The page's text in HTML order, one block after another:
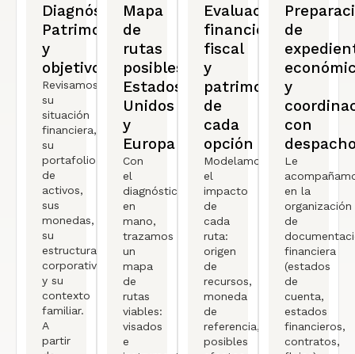
Diagnóstico
Patrimonial
y
objetivos
Revisamos
su
situación
financiera,
su
portafolio
de
activos,
sus
monedas,
su
estructura
corporativa
y su
contexto
familiar.
A
partir
Mapa
de
rutas
posibles:
Estados
Unidos
y
Europa
Con
el
diagnóstico
en
mano,
trazamos
un
mapa
de
rutas
viables:
visados
e
Evaluación
financiera,
fiscal
y
patrimonial
de
cada
opción
Modelamos
el
impacto
de
cada
ruta:
origen
de
recursos,
moneda
de
referencia,
posibles
de
y
con
Le
en la
organización
de
financiera
(estados
de
cuenta,
estados
financieros,
contratos,